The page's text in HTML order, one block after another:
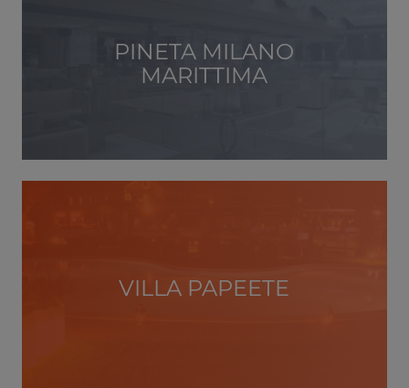
PINETA MILANO
MARITTIMA
VILLA PAPEETE